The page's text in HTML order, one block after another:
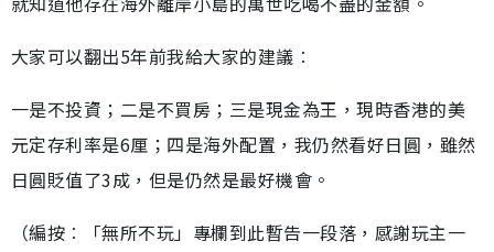
大家可以翻出5年前我給大家的建議︰
一是不投資；二是不買房；三是現金為王，現時香港的美
元定存利率是6厘；四是海外配置，我仍然看好日圓，雖然
日圓貶值了3成，但是仍然是最好機會。
（編按︰「無所不玩」專欄到此暫告一段落，感謝玩主一